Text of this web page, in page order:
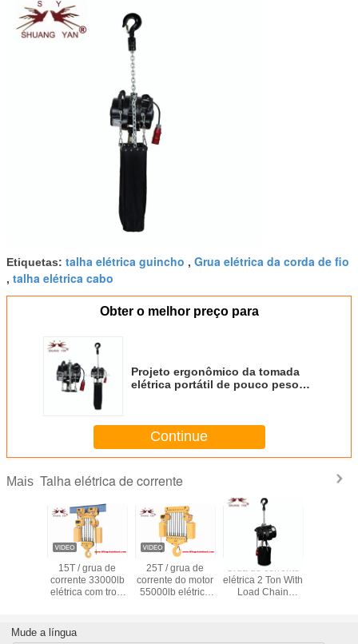
Etiquetas: talha elétrica guincho , Grua elétrica da corda de fio
, talha elétrica cabo
Obter o melhor preço para
Projeto ergonômico da tomada
elétrica portátil de pouco peso
Continue
Mais Talha elétrica de corrente
15T / grua de
corrente 33000lb
elétrica com trole
25T / grua de
corrente do motor
55000lb elétrico
Grua de corrente
elétrica 2 Ton With
Load Chain
Mude a língua